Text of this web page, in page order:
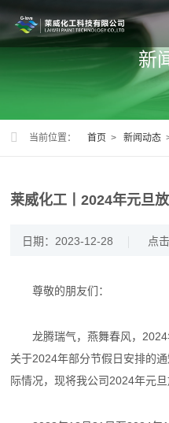
新
当前位置： 首页 >新闻动态
莱威化工丨2024年元旦
日期：2023-12-28 点
尊敬的朋友们：
龙腾瑞气，燕舞春风，2024
关于2024年部分节假日安排的
际情况，现将我公司2024年元旦